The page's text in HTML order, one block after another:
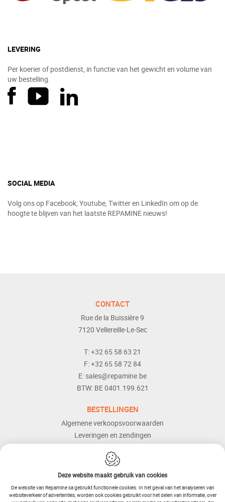
LEVERING
Per koerier of postdienst, in functie van het gewicht en volume van
uw bestelling.
SOCIAL MEDIA
Volg ons op Facebook, Youtube, Twitter en LinkedIn om op de
hoogte te blijven van het laatste REPAMINE nieuws!
CONTACT
Rue de la Buissière 9
7120 Vellereille-Le-Sec
T:+32 65 58 63 21
F:+32 65 58 72 84
E:sales@repamine.be
BTW: BE 0401.199.621
BESTELLINGEN
Algemene verkoopsvoorwaarden
Leveringen en zendingen
Betaalmogelijkheden
Dienst naverkoop
Hulp en bijstand
Deze website maakt gebruik van cookies
De website van Repamine sa gebruikt functionele cookies. In het geval van het analyseren van
websiteverkeer of advertenties, worden ook cookies gebruikt voor het delen van informatie, over